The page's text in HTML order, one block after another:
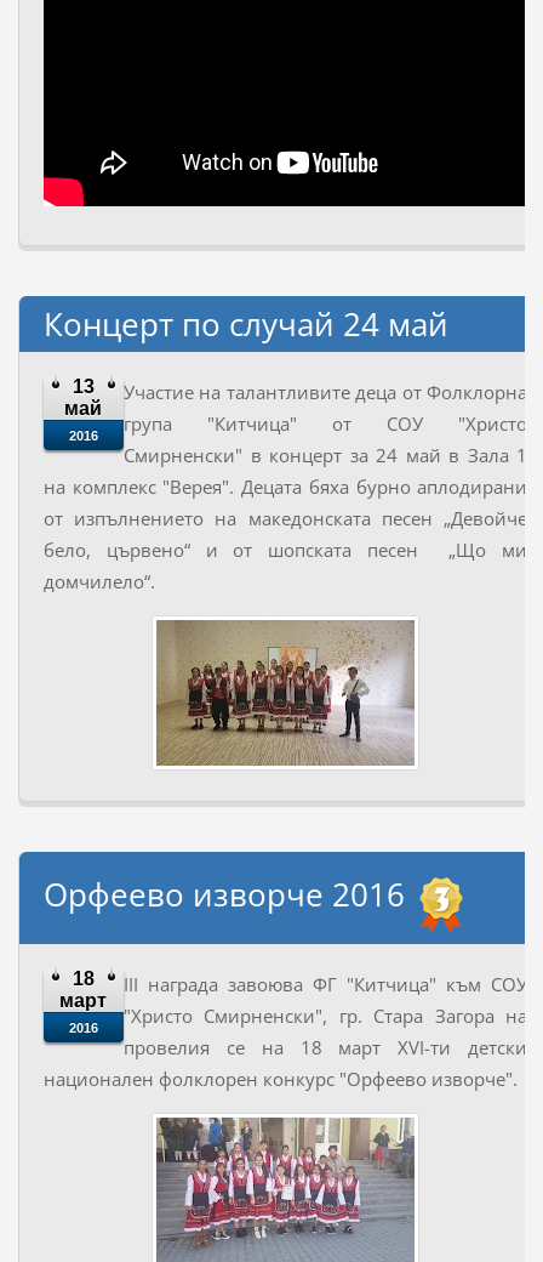
Концерт по случай 24 май
13
май
2016
Участие на талантливите деца от Фолклорна
група "Китчица" от СОУ "Христо
Смирненски" в концерт за 24 май в Зала 1
на комплекс "Верея". Децата бяха бурно аплодирани
от изпълнението на македонската песен „Девойче
бело, цървено“ и от шопската песен „Що ми
домчилело“.
Орфеево изворче 2016
18
март
2016
III награда завоюва ФГ "Китчица" към СОУ
"Христо Смирненски", гр. Стара Загора на
провелия се на 18 март XVI-ти детски
национален фолклорен конкурс "Орфеево изворче".